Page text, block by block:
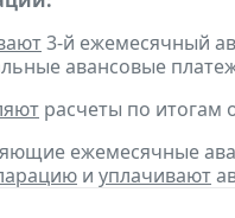
3-й ежемесячный
авансовые
расчеты по итогам
ежемесячные
и уплачивают